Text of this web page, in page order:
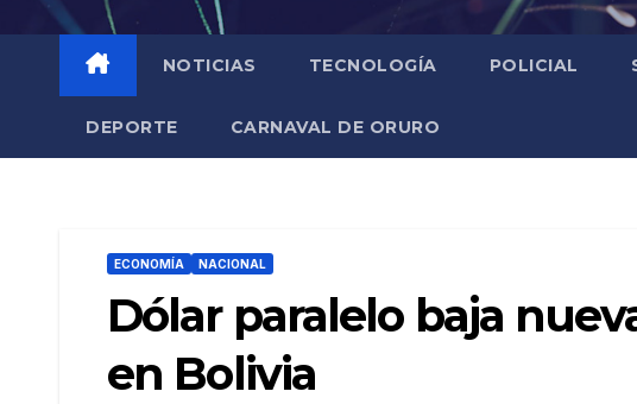
NOTICIAS TECNOLOGÍA POLICIAL
DEPORTE CARNAVAL DE ORURO
ECONOMÍA NACIONAL
Dólar paralelo baja
en Bolivia